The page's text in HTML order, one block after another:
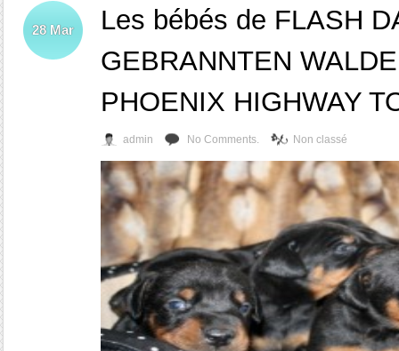
Les bébés de FLASH
GEBRANNTEN
PHOENIX HIGHWAY
28 Mar
admin No Comments. Non classé